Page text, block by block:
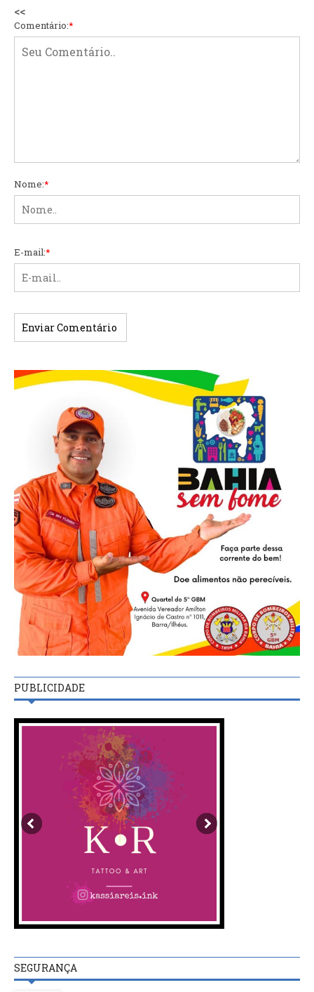
<<
Comentário:*
Nome:*
E-mail:*
PUBLICIDADE
SEGURANÇA